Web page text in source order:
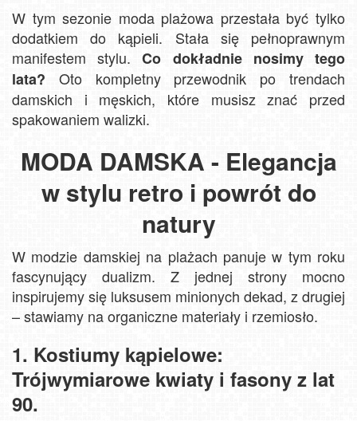
W tym sezonie moda plażowa przestała być tylko
dodatkiem do kąpieli. Stała się pełnoprawnym
manifestem stylu.Co dokładnie nosimy tego
lata? Oto kompletny przewodnik po trendach
damskich i męskich, które musisz znać przed
spakowaniem walizki.
MODA DAMSKA - Elegancja
w stylu retro i powrót do
natury
W modzie damskiej na plażach panuje w tym roku
fascynujący dualizm. Z jednej strony mocno
inspirujemy się luksusem minionych dekad, z drugiej
– stawiamy na organiczne materiały i rzemiosło.
1. Kostiumy kąpielowe:
Trójwymiarowe kwiaty i fasony z lat
90.